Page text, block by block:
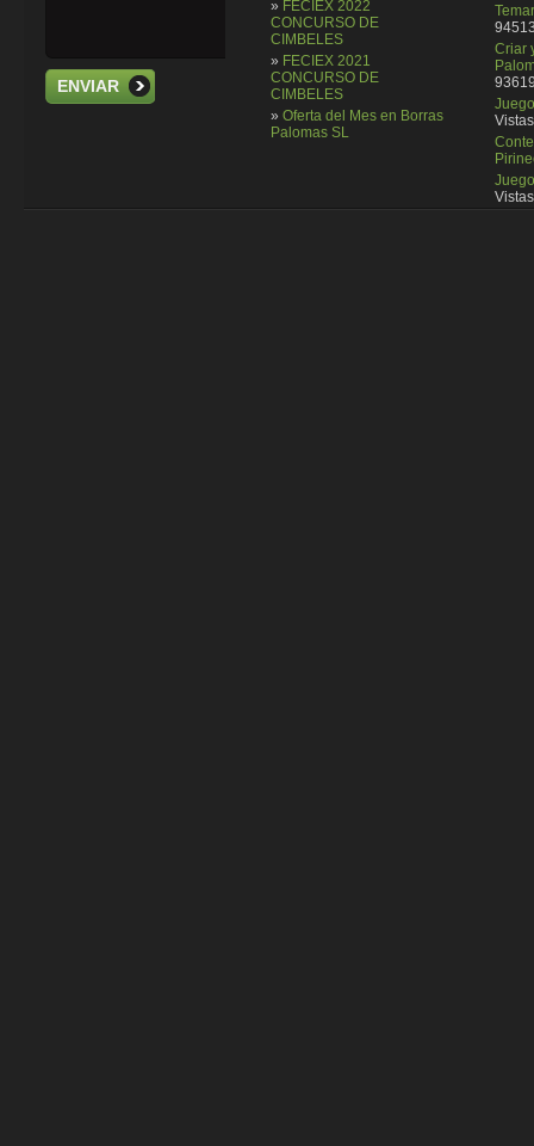
ENVIAR
» FECIEX 2022
CONCURSO DE
CIMBELES
» FECIEX 2021
CONCURSO DE
CIMBELES
» Oferta del Mes en Borras
Palomas SL
Criar
Vistas
Vistas